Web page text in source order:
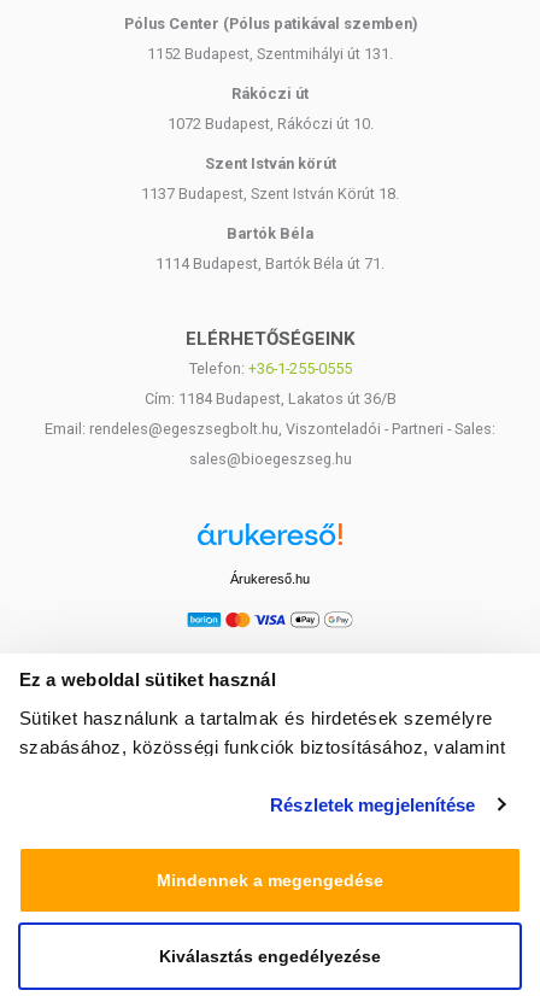
Ez a weboldal sütiket használ
Sütiket használunk a tartalmak és hirdetések személyre
szabásához, közösségi funkciók biztosításához, valamint
média-, hirdető- és elemező partnereinkkel megosztjuk az
amelyeket Ön adott meg számukra vagy az Ön által
használt más szolgáltatásokból gyűjtöttek.
Részletek megjelenítése
Mindennek a megengedése
Kiválasztás engedélyezése
Pólus Center (Pólus patikával szemben)
1152 Budapest, Szentmihályi út 131.
Rákóczi út
1072 Budapest, Rákóczi út 10.
Szent István körút
1137 Budapest, Szent István Körút 18.
Bartók Béla
1114 Budapest, Bartók Béla út 71.
ELÉRHETŐSÉGEINK
Telefon: +36-1-255-0555
Cím: 1184 Budapest, Lakatos út 36/B
Email: rendeles@egeszsegbolt.hu, Viszonteladói - Partneri - Sales:
sales@bioegeszseg.hu
Árukereső.hu